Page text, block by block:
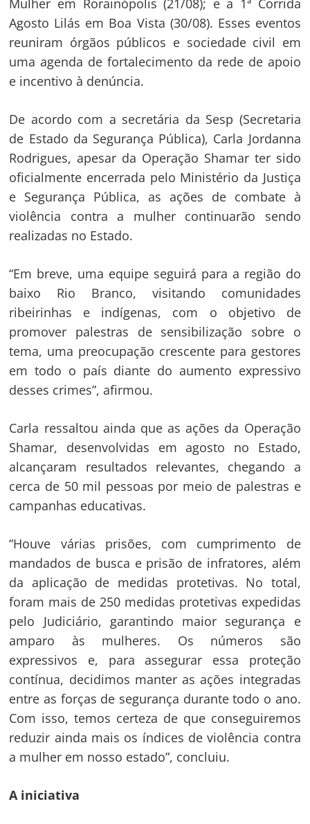
Mulher em Rorainópolis (21/08); e a 1ª Corrida
Agosto Lilás em Boa Vista (30/08). Esses eventos
reuniram órgãos públicos e sociedade civil em
uma agenda de fortalecimento da rede de apoio
e incentivo à denúncia.
De acordo com a secretária da Sesp (Secretaria
de Estado da Segurança Pública), Carla Jordanna
Rodrigues, apesar da Operação Shamar ter sido
oficialmente encerrada pelo Ministério da Justiça
e Segurança Pública, as ações de combate à
violência contra a mulher continuarão sendo
realizadas no Estado.
“Em breve, uma equipe seguirá para a região do
baixo Rio Branco, visitando comunidades
ribeirinhas e indígenas, com o objetivo de
promover palestras de sensibilização sobre o
tema, uma preocupação crescente para gestores
em todo o país diante do aumento expressivo
desses crimes”, afirmou.
Carla ressaltou ainda que as ações da Operação
Shamar, desenvolvidas em agosto no Estado,
alcançaram resultados relevantes, chegando a
cerca de 50 mil pessoas por meio de palestras e
campanhas educativas.
“Houve várias prisões, com cumprimento de
mandados de busca e prisão de infratores, além
da aplicação de medidas protetivas. No total,
foram mais de 250 medidas protetivas expedidas
pelo Judiciário, garantindo maior segurança e
amparo às mulheres. Os números são
expressivos e, para assegurar essa proteção
contínua, decidimos manter as ações integradas
entre as forças de segurança durante todo o ano.
Com isso, temos certeza de que conseguiremos
reduzir ainda mais os índices de violência contra
a mulher em nosso estado”, concluiu.
A iniciativa
Navegação
de
Post